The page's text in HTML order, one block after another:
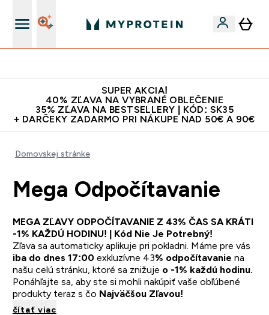
SUPER AKCIA!
40% ZĽAVA NA VYBRANÉ OBLEČENIE
35% ZĽAVA NA BESTSELLERY | KÓD: SK35
+ DARČEKY ZADARMO PRI NÁKUPE NAD 50€ A 90€
Domovskej stránke
Mega Odpočítavanie
MEGA ZĽAVY ODPOČÍTAVANIE Z 43% ČAS SA KRÁTI
-1% KAŽDÚ HODINU! | Kód Nie Je Potrebný!
Zľava sa automaticky aplikuje pri pokladni. Máme pre vás
iba do dnes 17:00exkluzívne 43% odpočítavanie na
našu celú stránku, ktoré sa znižuje o -1% každú hodinu.
Ponáhľajte sa, aby ste si mohli nakúpiť vaše obľúbené
produkty teraz s čo Najväčšou Zľavou!
čítať viac